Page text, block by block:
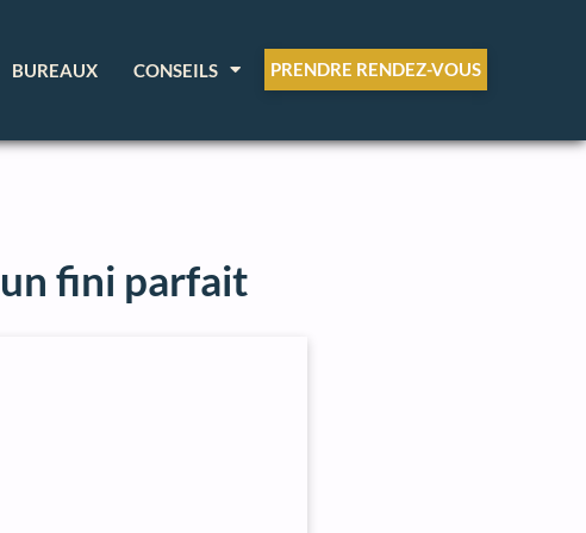
BUREAUX CONSEILS PRENDRE RENDEZ-VOUS
fini parfait